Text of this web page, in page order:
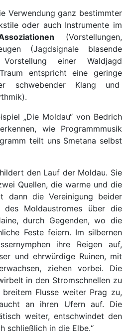
Verwendung ganz bestimmter
oder auch In­strumente im
(Vorstellungen,
(Jagdsignale blasende
einer Waldjagd
entspricht eine geringe
schwebender Klang und
„Die Moldau“ von Bedrich
wie Programmmusik
teilt uns Smetana selbst
den Lauf der Moldau. Sie
Quellen, die warme und die
dann die Vereinigung beider
Moldaustromes über die
durch Gegenden, wo die
Feste feiern. Im silbernen
ihre Reigen auf,
und ehrwürdige Ruinen, mit
ziehen vorbei. Die
in den Stromschnellen zu
Flusse weiter Prag zu,
an ihren Ufern auf. Die
weiter, entschwindet den
schließlich in die Elbe.“